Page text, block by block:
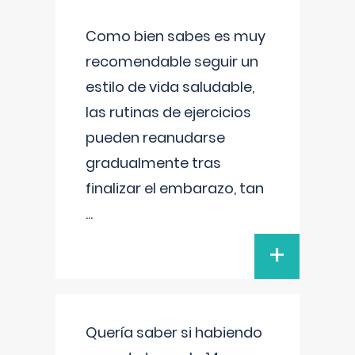
Como bien sabes es muy
recomendable seguir un
estilo de vida saludable,
las rutinas de ejercicios
pueden reanudarse
gradualmente tras
finalizar el embarazo, tan
...
+
Quería saber si habiendo